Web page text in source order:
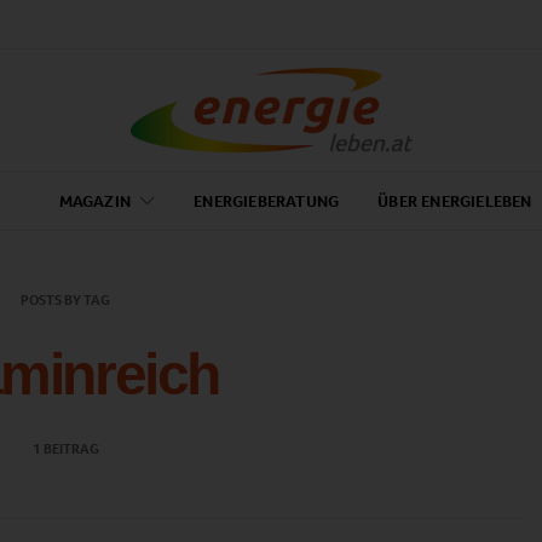
MAGAZIN ENERGIEBERATUNG ÜBER ENERGIELEBEN
POSTS BY TAG
1 BEITRAG